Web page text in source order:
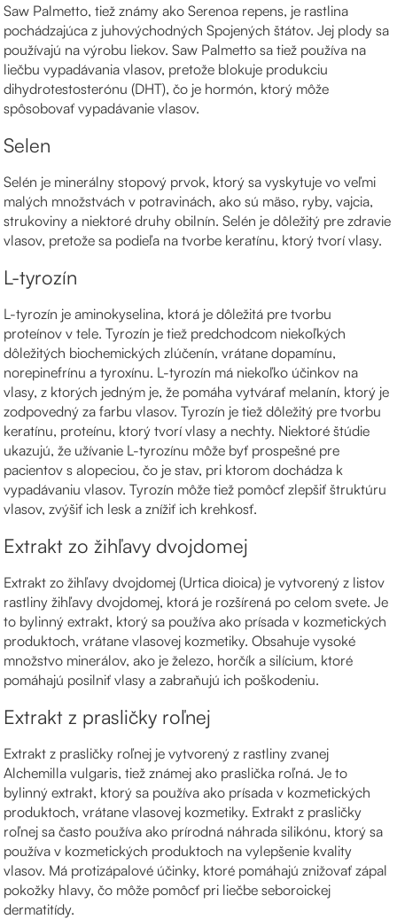
Saw Palmetto, tiež známy ako Serenoa repens, je rastlina
pochádzajúca z juhovýchodných Spojených štátov. Jej plody sa
používajú na výrobu liekov. Saw Palmetto sa tiež používa na
liečbu vypadávania vlasov, pretože blokuje produkciu
dihydrotestosterónu (DHT), čo je hormón, ktorý môže
spôsobovať vypadávanie vlasov.
Selen
Selén je minerálny stopový prvok, ktorý sa vyskytuje vo veľmi
malých množstvách v potravinách, ako sú mäso, ryby, vajcia,
strukoviny a niektoré druhy obilnín. Selén je dôležitý pre zdravie
vlasov, pretože sa podieľa na tvorbe keratínu, ktorý tvorí vlasy.
L-tyrozín
L-tyrozín je aminokyselina, ktorá je dôležitá pre tvorbu
proteínov v tele. Tyrozín je tiež predchodcom niekoľkých
dôležitých biochemických zlúčenín, vrátane dopamínu,
norepinefrínu a tyroxínu. L-tyrozín má niekoľko účinkov na
vlasy, z ktorých jedným je, že pomáha vytvárať melanín, ktorý je
zodpovedný za farbu vlasov. Tyrozín je tiež dôležitý pre tvorbu
keratínu, proteínu, ktorý tvorí vlasy a nechty. Niektoré štúdie
ukazujú, že užívanie L-tyrozínu môže byť prospešné pre
pacientov s alopeciou, čo je stav, pri ktorom dochádza k
vypadávaniu vlasov. Tyrozín môže tiež pomôcť zlepšiť štruktúru
vlasov, zvýšiť ich lesk a znížiť ich krehkosť.
Extrakt zo žihľavy dvojdomej
Extrakt zo žihľavy dvojdomej (Urtica dioica) je vytvorený z listov
rastliny žihľavy dvojdomej, ktorá je rozšírená po celom svete. Je
to bylinný extrakt, ktorý sa používa ako prísada v kozmetických
produktoch, vrátane vlasovej kozmetiky. Obsahuje vysoké
množstvo minerálov, ako je železo, horčík a silícium, ktoré
pomáhajú posilniť vlasy a zabraňujú ich poškodeniu.
Extrakt z prasličky roľnej
Extrakt z prasličky roľnej je vytvorený z rastliny zvanej
Alchemilla vulgaris, tiež známej ako praslička roľná. Je to
bylinný extrakt, ktorý sa používa ako prísada v kozmetických
produktoch, vrátane vlasovej kozmetiky. Extrakt z prasličky
roľnej sa často používa ako prírodná náhrada silikónu, ktorý sa
používa v kozmetických produktoch na vylepšenie kvality
vlasov. Má protizápalové účinky, ktoré pomáhajú znižovať zápal
pokožky hlavy, čo môže pomôcť pri liečbe seboroickej
dermatitídy.